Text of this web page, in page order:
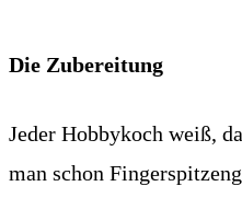
Die Zubereitung
Jeder Hobbykoch weiß,
man schon